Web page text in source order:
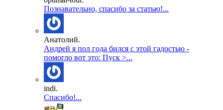
Познавательно, спасибо за статью!...
Анатолий.
Андрей я пол года бился с этой гадостью -
помогло вот это: Пуск >...
indi.
Спасибо!...